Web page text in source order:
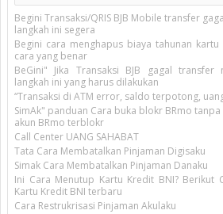
Begini Transaksi/QRIS BJB Mobile transfer
langkah ini segera
Begini cara menghapus biaya tahunan
cara yang benar
BeGini" Jika Transaksi BJB gagal transfer
langkah ini yang harus dilakukan
“Transaksi di ATM error, saldo terpotong,
SimAk" panduan Cara buka blokr BRmo
akun BRmo terblokr
Call Center UANG SAHABAT
Tata Cara Membatalkan Pinjaman Digisaku
Simak Cara Membatalkan Pinjaman Danaku
Ini Cara Menutup Kartu Kredit BNI? Berikut
Kartu Kredit BNI terbaru
Cara Restrukrisasi Pinjaman Akulaku